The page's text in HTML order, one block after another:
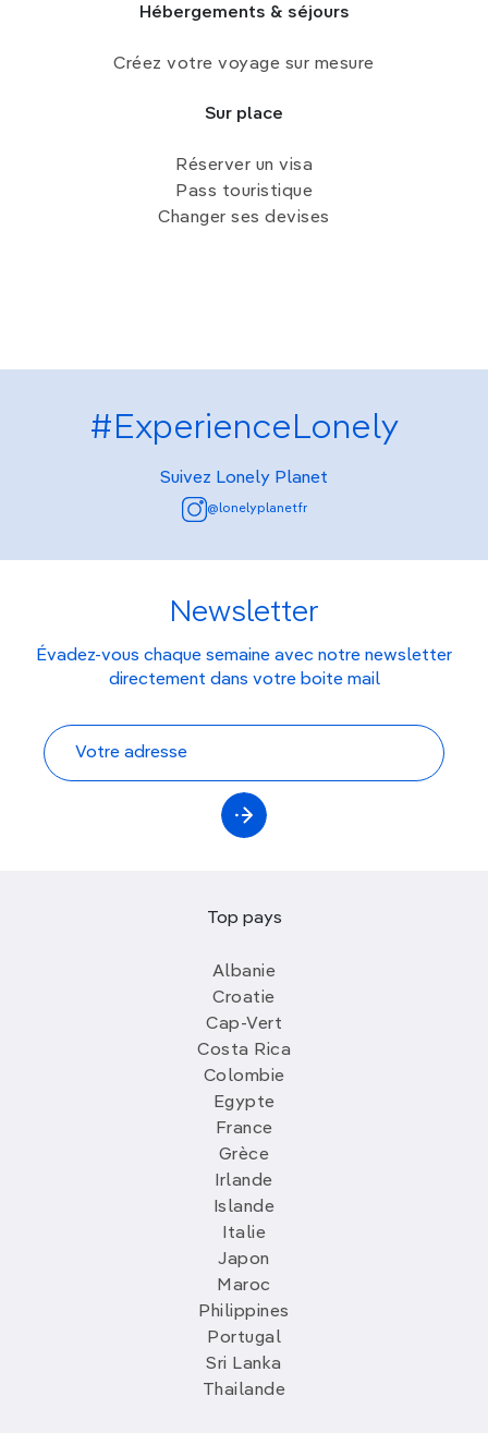
Hébergements & séjours
Créez votre voyage sur mesure
Sur place
Réserver un visa
Pass touristique
Changer ses devises
#ExperienceLonely
Suivez Lonely Planet
@lonelyplanetfr
Newsletter
Évadez-vous chaque semaine avec notre newsletter
directement dans votre boite mail
Top pays
Albanie
Croatie
Cap-Vert
Costa Rica
Colombie
Egypte
France
Grèce
Irlande
Islande
Italie
Japon
Maroc
Philippines
Portugal
Sri Lanka
Thailande